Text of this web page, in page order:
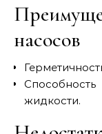
насосов
жидкости.